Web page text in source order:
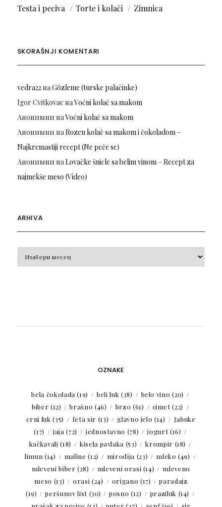
Testa i peciva
Torte i kolači Zimnica
SKORAŠNJI KOMENTARI
vedra22наGözleme (turske palačinke)
Igor Cvitkovac наVoćni kolač sa makom
Анонимни наVoćni kolač sa makom
Анонимни наRozen kolač sa makom i čokoladom –
Najkremastiji recept (Ne peče se)
Анонимни наLovačke šnicle sa belim vinom – Recept za
najmekše meso (Video)
ARHIVA
OZNAKE
bela čokolada (19) beli luk (38) belo vino (20)
biber (12) brašno (46) brzo (61) cimet(22)
crni luk (35) feta sir (13) glavno jelo (14)
Jabuke
(17)
jaja (72) jednostavno (78) jogurt(16)
kačkavalj (18) kisela pavlaka (53) krompir (18)
limun (14) maline (12) mirođija (23) mleko (49)
mleveni biber (28) mleveni orasi (14)
mleveno
meso (13) orasi (24) origano (17)
paradajz
(19)
peršunov list(30) posno (12) praziluk (14)